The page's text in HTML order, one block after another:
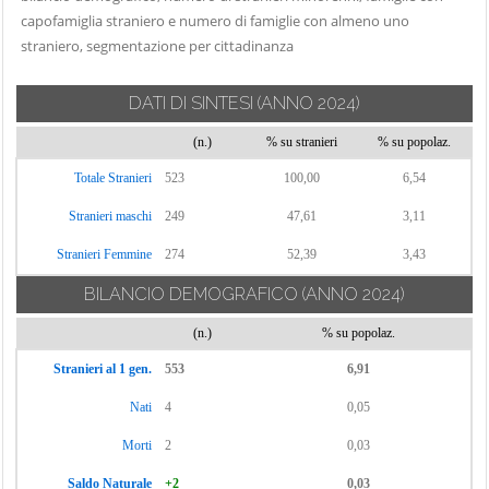
Carate Urio
Carbonate
Caslino d'Erba
Cassina Rizzardi
Castelmarte
Bozzente
Cerano d'Intelvi
Locate Varesino
Lomazzo
Longone al
Segrino
Lurago d'Erba
Lurago Marinone
Lurate Caccivio
Magreglio
Mariano
Comense
Maslianico
Menaggio
Sorico
Stazzona
Tavernerio
Torno
Tremezzina
Trezzone
Turate
Uggiate con
Ronago
Val Rezzo
capofamiglia straniero e numero di famiglie con almeno uno
straniero, segmentazione per cittadinanza
DATI DI SINTESI (ANNO 2024)
(n.) % su stranieri % su popolaz.
Totale Stranieri 523 100,00 6,54
Stranieri maschi 249 47,61 3,11
Stranieri Femmine 274 52,39 3,43
BILANCIO DEMOGRAFICO (ANNO 2024)
(n.) % su popolaz.
Stranieri al 1 gen. 553 6,91
Nati 4 0,05
Morti 2 0,03
Saldo Naturale +2 0,03